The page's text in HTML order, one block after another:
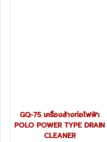
GQ-75 เครื่องล้างท่อไฟฟ้า
POLO POWER TYPE DRAIN
CLEANER